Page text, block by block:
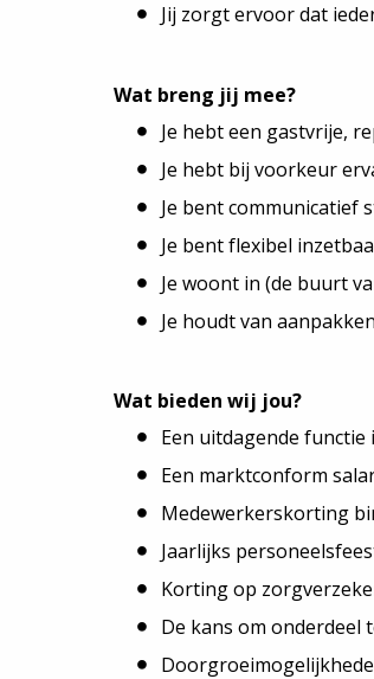
Jij zorgt ervoor dat
Wat breng jij mee?
Je hebt een gastvrije,
Je hebt bij voorkeur
Je bent communicatief
Je bent flexibel
Je woont in (de buurt
Je houdt van
Wat bieden wij jou?
Een uitdagende
Een marktconform
Medewerkerskorting
Jaarlijks
Korting op
De kans om onderdeel